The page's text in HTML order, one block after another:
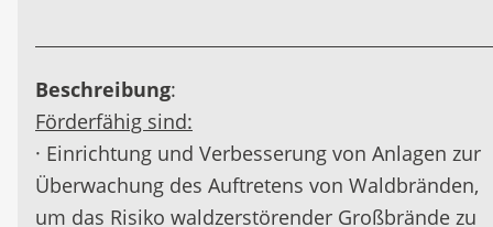
Beschreibung:
Förderfähig sind:
· Einrichtung und Verbesserung von Anlagen zur
Überwachung des Auftretens von Waldbränden,
um das Risiko waldzerstörender Großbrände zu